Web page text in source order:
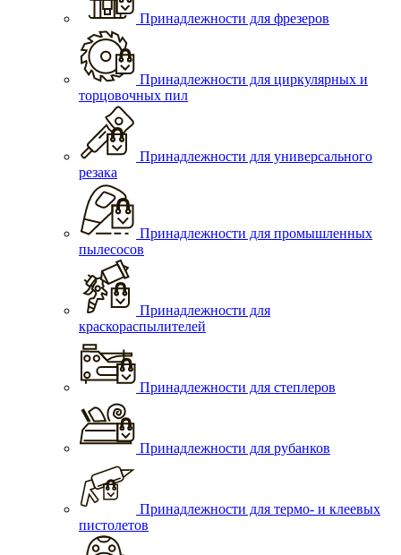
Принадлежности для фрезеров
Принадлежности для циркулярных и
торцовочных пил
Принадлежности для универсального
резака
Принадлежности для промышленных
пылесосов
Принадлежности для
краскораспылителей
Принадлежности для степлеров
Принадлежности для рубанков
Принадлежности для термо- и клеевых
пистолетов